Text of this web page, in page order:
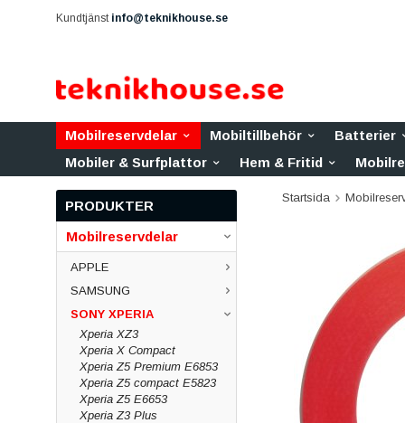
Kundtjänst info@teknikhouse.se
Mobilreservdelar Mobiltillbehör Batterier
Mobiler & Surfplattor
Hem & Fritid
PRODUKTER
Mobilreservdelar
APPLE
SAMSUNG
SONY XPERIA
Xperia XZ3
Xperia X Compact
Xperia Z5 Premium E6853
Xperia Z5 compact E5823
Xperia Z5 E6653
Xperia Z3 Plus
Startsida